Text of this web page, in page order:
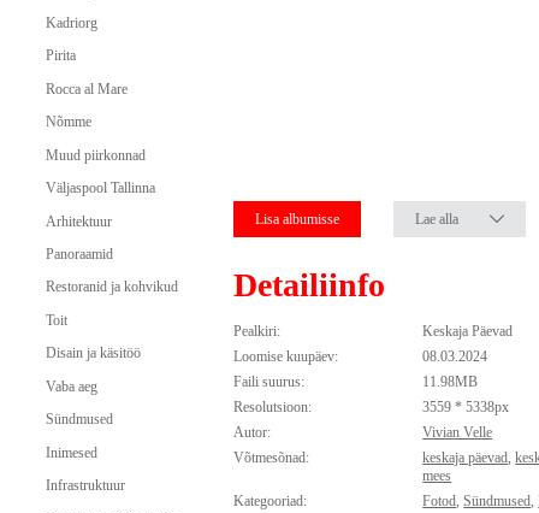
Kadriorg
Pirita
Rocca al Mare
Nõmme
Muud piirkonnad
Väljaspool Tallinna
Arhitektuur
Panoraamid
Restoranid ja kohvikud
Toit
Disain ja käsitöö
Vaba aeg
Sündmused
Inimesed
Infrastruktuur
Lisa albumisse Lae alla
Detailiinfo
Pealkiri:
Keskaja Päevad
Loomise kuupäev:
08.03.2024
Faili suurus:
11.98MB
Resolutsioon:
3559 * 5338px
Autor:
Vivian Velle
Võtmesõnad:
keskaja päevad,
mees
Kategooriad:
Fotod,Sündmused,